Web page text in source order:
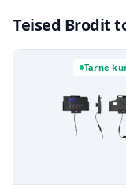
Teised Brodit
Tarne